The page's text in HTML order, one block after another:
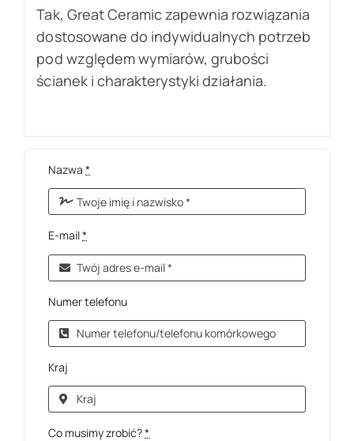
Tak, Great Ceramic zapewnia rozwiązania
dostosowane do indywidualnych potrzeb
pod względem wymiarów, grubości
ścianek i charakterystyki działania.
Nazwa*
E-mail*
Numer telefonu
Kraj
Co musimy zrobić?*